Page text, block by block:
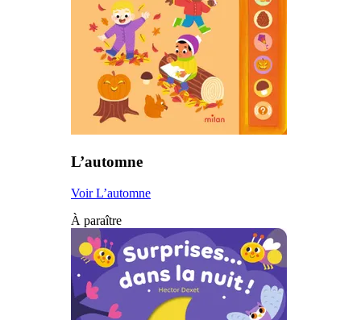
L’automne
Voir L’automne
À paraître